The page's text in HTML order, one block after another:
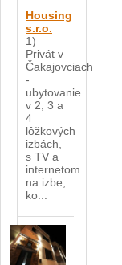
Housing
s.r.o.
1)
Privát v
Čakajovciach
-
ubytovanie
v 2, 3 a
4
lôžkových
izbách,
s TV a
internetom
na izbe,
ko...